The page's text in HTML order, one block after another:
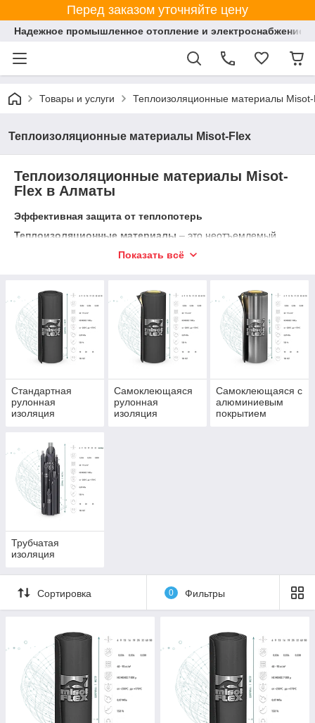
Перед заказом уточняйте цену
Надежное промышленное отопление и электроснабжение
Товары и услуги Теплоизоляционные материалы
Теплоизоляционные материалы Misot-Flex
Теплоизоляционные материалы Misot-
Flex в Алматы
Эффективная защита от теплопотерь
Теплоизоляционные материалы – это неотъемлемый
энергозатрат и
защиту конструкций
от конденсата и
разрушений.
Компания
Energo
Trade Co.
ассортимент
теплоизоляции
Misot-Flex
Алматы, предназначенной для жилых, коммерческих и
Показать всё
Стандартная
рулонная
изоляция
Самоклеющаяся
рулонная
изоляция
Самоклеющаяся с
алюминиевым
покрытием
Трубчатая
изоляция
Сортировка 0 Фильтры